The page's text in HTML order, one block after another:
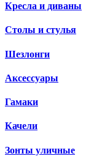
Кресла и диваны
Столы и стулья
Шезлонги
Аксессуары
Гамаки
Качели
Зонты уличные